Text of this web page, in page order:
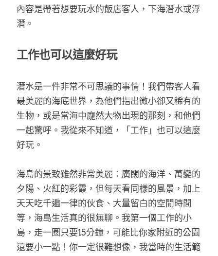
內容是帶著想要玩水的飯店客人，下海潛水或浮
潛。
工作也可以這麼好玩
潛水是一件非常不可思議的事情！我們帶客人看
最美麗的海底世界，為他們指出微小卻又稀有的
生物，或是當海中龐然大物出現的那刻，和他們
一起驚呼。我從來不知道，「工作」也可以這麼
好玩。
海島的景致雖然非常美麗：廣闊的海洋、萬變的
夕陽、火紅的彩霞，但每天看同樣的風景，加上
天天吃千遍一律的伙食、大量留白的空閒時間
等，海島生活真的很無聊。我第一個工作的小
島，走一圈只要15分鐘，可能比你家附近的公園
還要小一點！你一定很難想像，我當時的生活範